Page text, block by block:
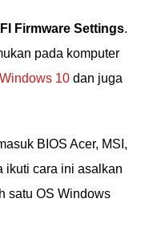
Firmware Settings.
pada komputer
10 dan juga
BIOS Acer, MSI,
ikuti cara ini asalkan
satu OS Windows